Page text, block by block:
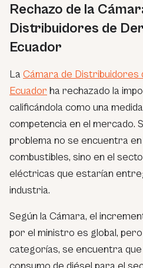
Rechazo de la
Distribuidores de
Ecuador
La Cámara de Distribuidores
Ecuador ha rechazado la
calificándola como una
competencia en el mercado.
problema no se encuentra
combustibles, sino en el
eléctricas que estarían
industria.
Según la Cámara, el
por el ministro es global,
categorías, se encuentra